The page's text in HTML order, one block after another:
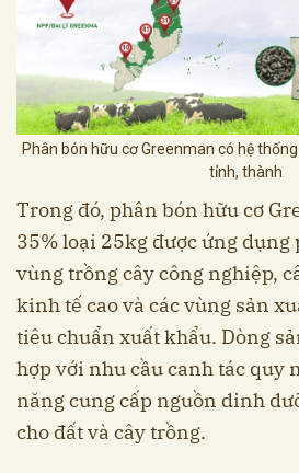
Phân bón hữu cơ Greenman có hệ
tỉnh, thành
Trong đó, phân bón hữu cơ
35% loại 25kg được ứng dụng
vùng trồng cây công nghiệp,
kinh tế cao và các vùng sản
tiêu chuẩn xuất khẩu. Dòng
hợp với nhu cầu canh tác quy
năng cung cấp nguồn dinh
cho đất và cây trồng.